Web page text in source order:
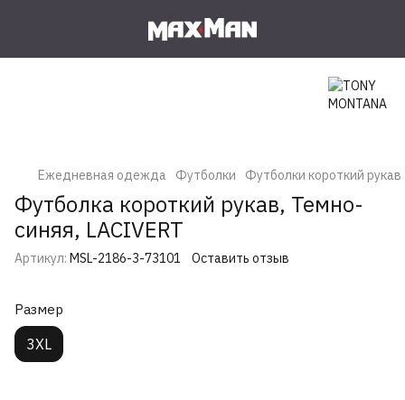
Ежедневная одежда Футболки Футболки короткий рукав
Футболка короткий рукав, Темно-
синяя, LACIVERT
Артикул: MSL-2186-3-73101 Оставить отзыв
Размер
3XL